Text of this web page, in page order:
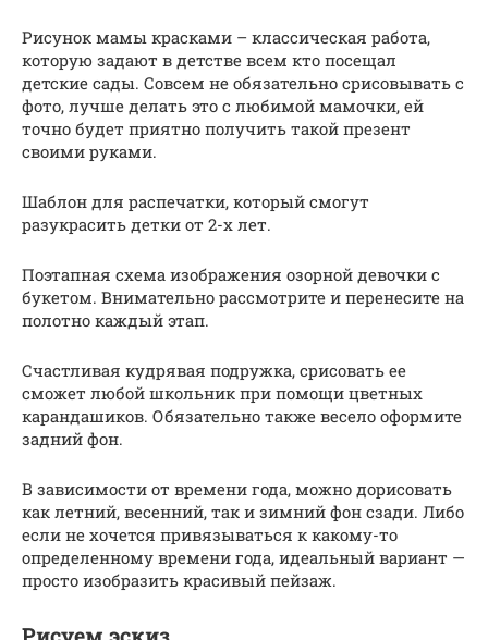
Рисунок мамы красками – классическая работа,
которую задают в детстве всем кто посещал
детские сады. Совсем не обязательно срисовывать с
фото, лучше делать это с любимой мамочки, ей
точно будет приятно получить такой презент
своими руками.
Шаблон для распечатки, который смогут
разукрасить детки от 2-х лет.
Поэтапная схема изображения озорной девочки с
букетом. Внимательно рассмотрите и перенесите на
полотно каждый этап.
Счастливая кудрявая подружка, срисовать ее
сможет любой школьник при помощи цветных
карандашиков. Обязательно также весело оформите
задний фон.
В зависимости от времени года, можно дорисовать
как летний, весенний, так и зимний фон сзади. Либо
если не хочется привязываться к какому-то
определенному времени года, идеальный вариант —
просто изобразить красивый пейзаж.